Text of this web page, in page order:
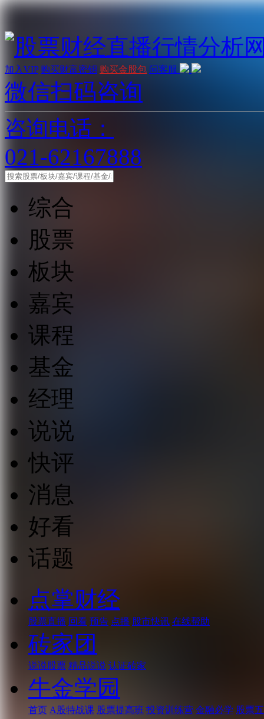
加入VIP 购买财富密钥 购买金股包 问客服
微信扫码咨询
咨询电话：
021-62167888
综合
股票
板块
嘉宾
课程
基金
经理
说说
快评
消息
好看
话题
点掌财经
股票直播 回看 预告 点播 股市快讯 在线帮助
砖家团
说说股票 精品说说 认证砖家
牛金学园
首页 A股特战课 股票提高班 投资训练营 金融必学 股票